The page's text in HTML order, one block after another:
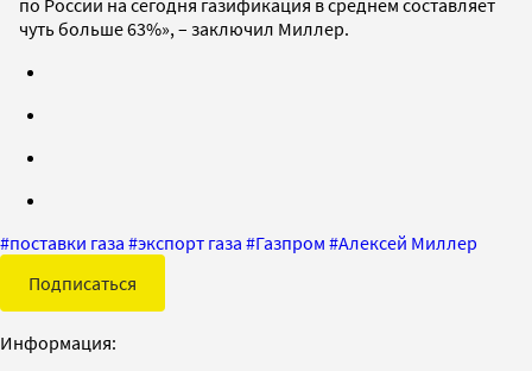
чуть больше 63%», – заключил Миллер.
#поставки газа #экспорт газа #Газпром #Алексей Миллер
Подписаться
Информация: